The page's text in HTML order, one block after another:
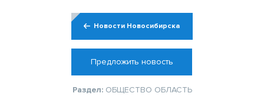
Новости Новосибирска
Предложить новость
Раздел: ОБЩЕСТВО ОБЛАСТЬ